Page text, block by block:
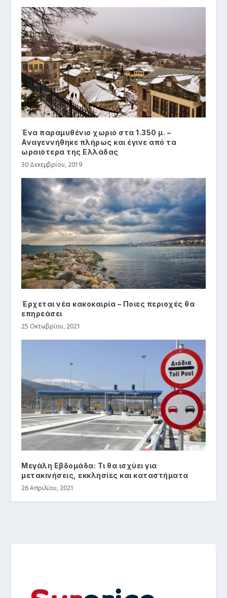
Ένα παραμυθένιο χωριό στα 1.350 μ. –
Αναγεννήθηκε πλήρως και έγινε από τα
ωραιότερα της Ελλάδας
30 Δεκεμβρίου, 2019
Έρχεται νέα κακοκαιρία – Ποιες περιοχές θα
επηρεάσει
25 Οκτωβρίου, 2021
Μεγάλη Εβδομάδα: Τι θα ισχύει για
μετακινήσεις, εκκλησίες και καταστήματα
26 Απριλίου, 2021